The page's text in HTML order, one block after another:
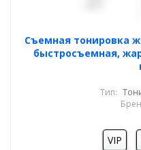
Cъемная тонировка
быстросъемная,
Тип:
VIP